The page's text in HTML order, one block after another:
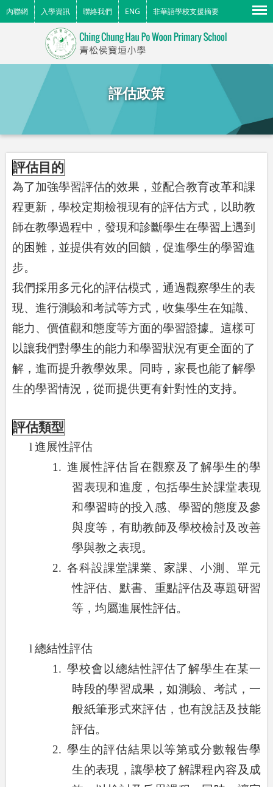
內聯網 入學資訊 聯絡我們 ENG 非華語學校支援摘要
評估政策
Menu
評估目的
為了加強學習評估的效果，並配合教育改革和課
程更新，學校定期檢視現有的評估方式，以助教
師在教學過程中，發現和診斷學生在學習上遇到
的困難，並提供有效的回饋，促進學生的學習進
步。
我們採用多元化的評估模式，通過觀察學生的表
現、進行測驗和考試等方式，收集學生在知識、
能力、價值觀和態度等方面的學習證據。這樣可
以讓我們對學生的能力和學習狀況有更全面的了
解，進而提升教學效果。同時，家長也能了解學
生的學習情況，從而提供更有針對性的支持。
評估類型
l 進展性評估
1. 進展性評估旨在觀察及了解學生的學
習表現和進度，包括學生於課堂表現
和學習時的投入感、學習的態度及參
與度等，有助教師及學校檢討及改善
學與教之表現。
2. 各科設課堂課業、家課、小測、單元
性評估、默書、重點評估及專題研習
等，均屬進展性評估。
l 總結性評估
1. 學校會以總結性評估了解學生在某一
時段的學習成果，如測驗、考試，一
般紙筆形式來評估，也有說話及技能
評估。
2. 學生的評估結果以等第或分數報告學
生的表現，讓學校了解課程內容及成